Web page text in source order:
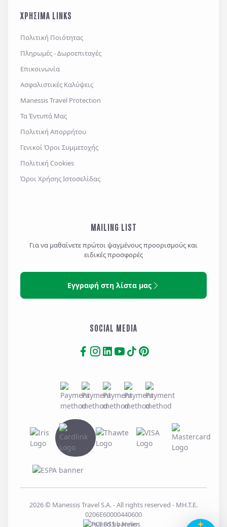
ΧΡΗΣΙΜΑ LINKS
Πολιτική Ποιότητας
Πληρωμές - Δωροεπιταγές
Επικοινωνία
Ασφαλιστικές Καλύψεις
Manessis Travel Protection
Τα Έντυπά Μας
Πολιτική Απορρήτου
Γενικοί Όροι Συμμετοχής
Πολιτική Cookies
Όροι Χρήσης Ιστοσελίδας
MAILING LIST
Για να μαθαίνετε πρώτοι ψαγμένους προορισμούς και
ειδικές προσφορές
Εγγραφή στη λίστα μας
SOCIAL MEDIA
2026© Manessis Travel S.A. - All rights reserved - MH.T.E.
0206E60000440600
Created byNelios